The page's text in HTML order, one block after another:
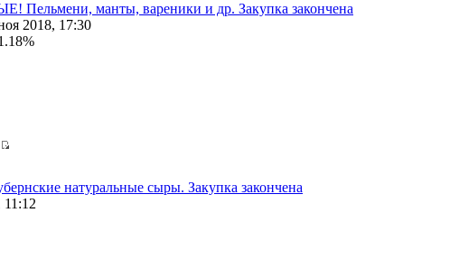
манты, вареники и др. Закупка закончена
2018, 17:30
натуральные сыры. Закупка закончена
11:12